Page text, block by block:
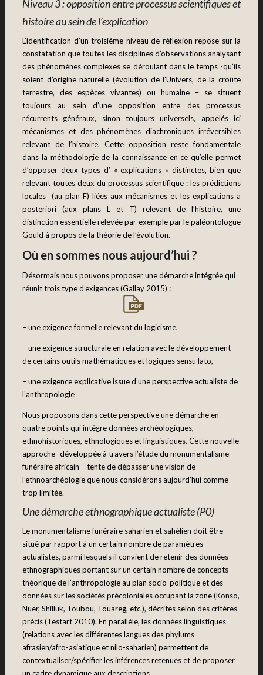
Niveau 3 : opposition entre processus scientifiques et
histoire au sein de l’explication
L’identification d’un troisième niveau de réflexion repose sur la
constatation que toutes les disciplines d’observations analysant
des phénomènes complexes se déroulant dans le temps -qu’ils
soient d’origine naturelle (évolution de l’Univers, de la croûte
terrestre, des espèces vivantes) ou humaine – se situent
toujours au sein d’une opposition entre des processus
récurrents généraux, sinon toujours universels, appelés ici
mécanismes et des phénomènes diachroniques irréversibles
relevant de l’histoire. Cette opposition reste fondamentale
dans la méthodologie de la connaissance en ce qu’elle permet
d’opposer deux types d’ « explications » distinctes, bien que
relevant toutes deux du processus scientifique : les prédictions
locales (au plan F) liées aux mécanismes et les explications a
posteriori (aux plans L et T)
relevant de l’histoire, une
distinction essentielle relevée par exemple par le paléontologue
Gould à propos de la théorie de l’évolution.
Où en sommes nous aujourd’hui ?
Désormais nous pouvons proposer une démarche intégrée qui
réunit trois type d’exigences (Gallay 2015) :
– une exigence formelle relevant du logicisme,
– une exigence structurale en relation avec le développement
de certains outils mathématiques et logiques sensu lato,
– une exigence explicative issue d’une perspective actualiste de
l’anthropologie
Nous proposons dans cette perspective une démarche en
quatre points qui intègre données archéologiques,
ethnohistoriques, ethnologiques et linguistiques. Cette nouvelle
approche -développée à travers l’étude du monumentalisme
funéraire africain – tente de dépasser une vision de
l’ethnoarchéologie que nous considérons aujourd’hui comme
trop limitée.
Une démarche ethnographique actualiste (P0)
Le monumentalisme funéraire saharien et sahélien doit être
situé par rapport à un certain nombre de paramètres
actualistes, parmi lesquels il convient de retenir des données
ethnographiques portant sur un certain nombre de concepts
théorique de l’anthropologie au plan socio-politique et des
données sur les sociétés précoloniales occupant la zone (Konso,
Nuer, Shilluk, Toubou, Touareg, etc.), décrites selon des critères
précis (Testart 2010). En parallèle, les données linguistiques
(relations avec les différentes langues des phylums
afrasien/afro-asiatique et nilo-saharien) permettent de
contextualiser/spécifier les inférences retenues et de proposer